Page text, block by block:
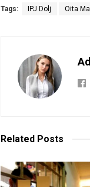
Tags: IPJ Dolj Oita
Related Posts